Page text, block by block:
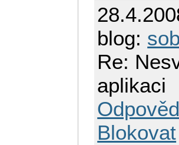
blog:
Re:
aplikaci
Blokovat